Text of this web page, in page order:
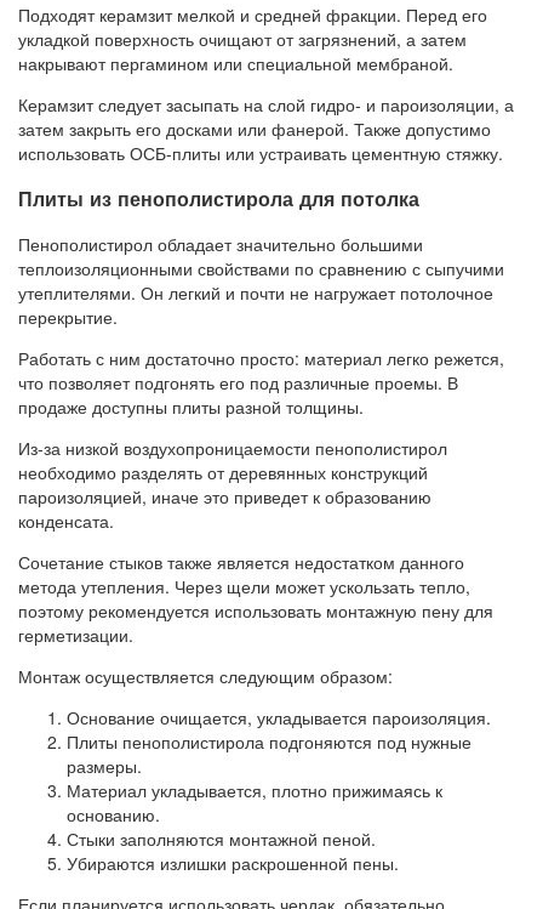
Подходят керамзит мелкой и средней фракции. Перед его
укладкой поверхность очищают от загрязнений, а затем
накрывают пергамином или специальной мембраной.
Керамзит следует засыпать на слой гидро- и пароизоляции, а
затем закрыть его досками или фанерой. Также допустимо
использовать ОСБ-плиты или устраивать цементную стяжку.
Плиты из пенополистирола для потолка
Пенополистирол обладает значительно большими
теплоизоляционными свойствами по сравнению с сыпучими
утеплителями. Он легкий и почти не нагружает потолочное
перекрытие.
Работать с ним достаточно просто: материал легко режется,
что позволяет подгонять его под различные проемы. В
продаже доступны плиты разной толщины.
Из-за низкой воздухопроницаемости пенополистирол
необходимо разделять от деревянных конструкций
пароизоляцией, иначе это приведет к образованию
конденсата.
Сочетание стыков также является недостатком данного
метода утепления. Через щели может ускользать тепло,
поэтому рекомендуется использовать монтажную пену для
герметизации.
Монтаж осуществляется следующим образом:
Основание очищается, укладывается пароизоляция.
Плиты пенополистирола подгоняются под нужные
размеры.
Материал укладывается, плотно прижимаясь к
основанию.
Стыки заполняются монтажной пеной.
Убираются излишки раскрошенной пены.